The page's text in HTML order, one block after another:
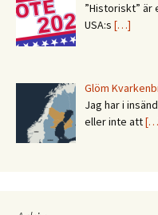
”Historiskt” är
USA:s […]
Glöm
Jag har i
eller inte att